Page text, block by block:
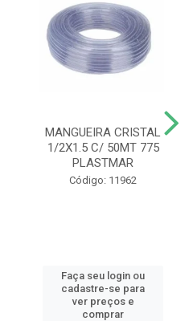
MANGUEIRA CRISTAL
1/2X1.5 C/ 50MT 775
PLASTMAR
Código: 11962
Faça seu login ou
cadastre-se para
ver preços e
comprar